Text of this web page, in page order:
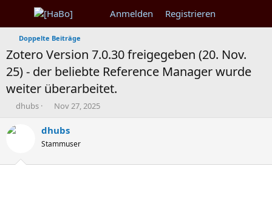
Anmelden Registrieren
Doppelte Beiträge
Zotero Version 7.0.30 freigegeben (20. Nov.
25) - der beliebte Reference Manager wurde
weiter überarbeitet.
T
e
n
dhubs
B
g
n
Nov 27, 2025
dhubs
Stammuser